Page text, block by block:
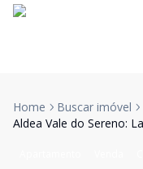
Home
Buscar imóvel
Aldea Vale do Sereno: